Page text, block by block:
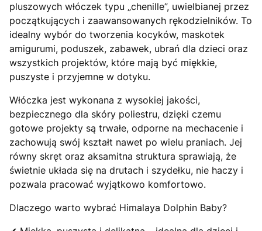
pluszowych włóczek typu „chenille”, uwielbianej przez
początkujących i zaawansowanych rękodzielników. To
idealny wybór do tworzenia kocyków, maskotek
amigurumi, poduszek, zabawek, ubrań dla dzieci oraz
wszystkich projektów, które mają być miękkie,
puszyste i przyjemne w dotyku.
Włóczka jest wykonana z wysokiej jakości,
bezpiecznego dla skóry poliestru, dzięki czemu
gotowe projekty są trwałe, odporne na mechacenie i
zachowują swój kształt nawet po wielu praniach. Jej
równy skręt oraz aksamitna struktura sprawiają, że
świetnie układa się na drutach i szydełku, nie haczy i
pozwala pracować wyjątkowo komfortowo.
Dlaczego warto wybrać Himalaya Dolphin Baby?